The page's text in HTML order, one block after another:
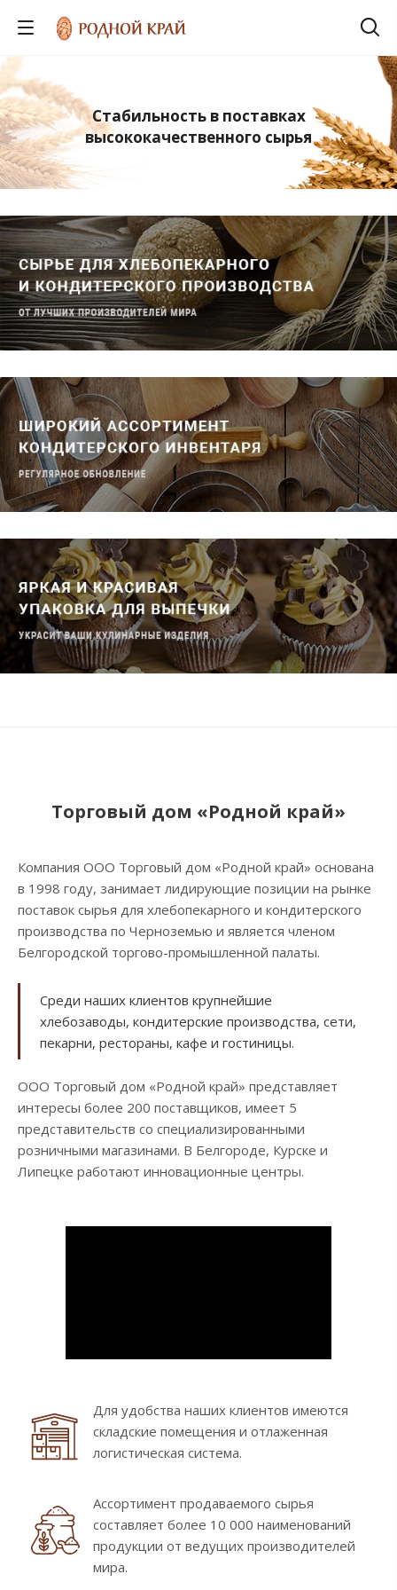
Стабильность в поставках
высококачественного сырья
Торговый дом «Родной край»
Компания ООО Торговый дом «Родной край» основана
в 1998 году, занимает лидирующие позиции на рынке
поставок сырья для хлебопекарного и кондитерского
производства по Черноземью и является членом
Белгородской торгово-промышленной палаты.
Среди наших клиентов крупнейшие
хлебозаводы, кондитерские производства, сети,
пекарни, рестораны, кафе и гостиницы.
ООО Торговый дом «Родной край» представляет
интересы более 200 поставщиков, имеет 5
представительств со специализированными
розничными магазинами. В Белгороде, Курске и
Липецке работают инновационные центры.
Для удобства наших клиентов имеются
складские помещения и отлаженная
логистическая система.
Ассортимент продаваемого сырья
составляет более 10 000 наименований
продукции от ведущих производителей
мира.